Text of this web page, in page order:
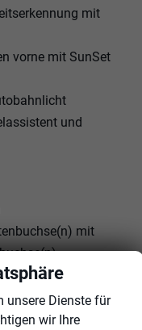
mit
vorne mit SunSet
und
mit
Lichtband
betätigt
unsere Dienste für
wir Ihre